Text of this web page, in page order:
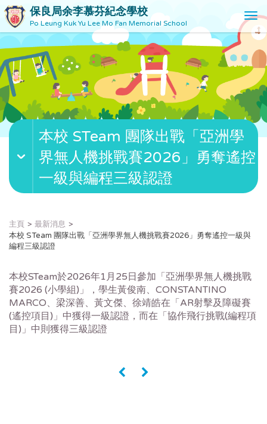
保良局余李慕芬紀念學校
Po Leung Kuk Yu Lee Mo Fan Memorial School
T
o
g
l
e
v
g
a
i
本校 STeam 團隊出戰「亞洲學
界無人機挑戰賽2026」勇奪遙控
一級與編程三級認證
主頁
最新消息
本校 STeam 團隊出戰「亞洲學界無人機挑戰賽2026」勇奪遙控一級與
編程三級認證
本校STeam於2026年1月25日參加「亞洲學界無人機挑戰
賽2026 (小學組)」，學生黃俊南、CONSTANTINO
MARCO、梁深善、黃文傑、徐靖皓在「AR射擊及障礙賽
(遙控項目)」中獲得一級認證，而在「協作飛行挑戰(編程項
目)」中則獲得三級認證
« »